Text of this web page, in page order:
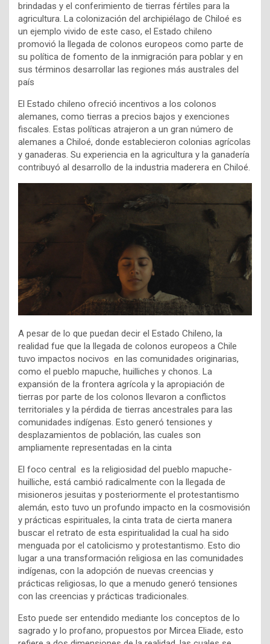
brindadas y el conferimiento de tierras fértiles para la
agricultura. La colonización del archipiélago de Chiloé es
un ejemplo vivido de este caso, el Estado chileno
promovió la llegada de colonos europeos como parte de
su política de fomento de la inmigración para poblar y en
sus términos desarrollar las regiones más australes del
país
El Estado chileno ofreció incentivos a los colonos
alemanes, como tierras a precios bajos y exenciones
fiscales. Estas políticas atrajeron a un gran número de
alemanes a Chiloé, donde establecieron colonias agrícolas
y ganaderas. Su experiencia en la agricultura y la ganadería
contribuyó al desarrollo de la industria maderera en Chiloé.
A pesar de lo que puedan decir el Estado Chileno, la
realidad fue que la llegada de colonos europeos a Chile
tuvo impactos nocivos en las comunidades originarias,
como el pueblo mapuche, huilliches y chonos. La
expansión de la frontera agrícola y la apropiación de
tierras por parte de los colonos llevaron a conflictos
territoriales y la pérdida de tierras ancestrales para las
comunidades indígenas. Esto generó tensiones y
desplazamientos de población, las cuales son
ampliamente representadas en la cinta
El foco central es la religiosidad del pueblo mapuche-
huilliche, está cambió radicalmente con la llegada de
misioneros jesuitas y posteriormente el protestantismo
alemán, esto tuvo un profundo impacto en la cosmovisión
y prácticas espirituales, la cinta trata de cierta manera
buscar el retrato de esta espiritualidad la cual ha sido
menguada por el catolicismo y protestantismo. Esto dio
lugar a una transformación religiosa en las comunidades
indígenas, con la adopción de nuevas creencias y
prácticas religiosas, lo que a menudo generó tensiones
con las creencias y prácticas tradicionales.
Esto puede ser entendido mediante los conceptos de lo
sagrado y lo profano, propuestos por Mircea Eliade, esto